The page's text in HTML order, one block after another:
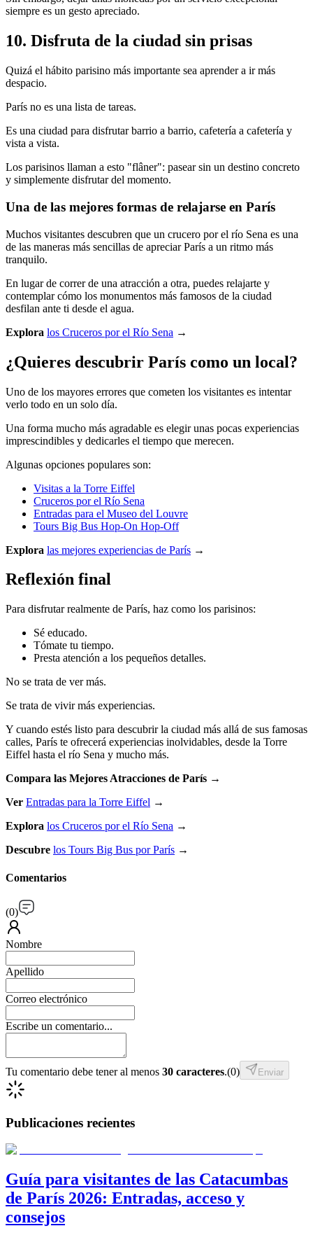
siempre es un gesto apreciado.
10. Disfruta de la ciudad sin prisas
Quizá el hábito parisino más importante sea aprender a ir más
despacio.
París no es una lista de tareas.
Es una ciudad para disfrutar barrio a barrio, cafetería a cafetería y
vista a vista.
Los parisinos llaman a esto "flâner": pasear sin un destino concreto
y simplemente disfrutar del momento.
Una de las mejores formas de relajarse en París
Muchos visitantes descubren que un crucero por el río Sena es una
de las maneras más sencillas de apreciar París a un ritmo más
tranquilo.
En lugar de correr de una atracción a otra, puedes relajarte y
contemplar cómo los monumentos más famosos de la ciudad
desfilan ante ti desde el agua.
Explora los Cruceros por el Río Sena →
¿Quieres descubrir París como un local?
Uno de los mayores errores que cometen los visitantes es intentar
verlo todo en un solo día.
Una forma mucho más agradable es elegir unas pocas experiencias
imprescindibles y dedicarles el tiempo que merecen.
Algunas opciones populares son:
Visitas a la Torre Eiffel
Cruceros por el Río Sena
Entradas para el Museo del Louvre
Tours Big Bus Hop-On Hop-Off
Explora las mejores experiencias de París →
Reflexión final
Para disfrutar realmente de París, haz como los parisinos:
Sé educado.
Tómate tu tiempo.
Presta atención a los pequeños detalles.
No se trata de ver más.
Se trata de vivir más experiencias.
Y cuando estés listo para descubrir la ciudad más allá de sus famosas
calles, París te ofrecerá experiencias inolvidables, desde la Torre
Eiffel hasta el río Sena y mucho más.
Compara las Mejores Atracciones de París →
Ver Entradas para la Torre Eiffel →
Explora los Cruceros por el Río Sena →
Descubre los Tours Big Bus por París →
Comentarios
(0)
Nombre
Apellido
Correo electrónico
Escribe un comentario...
Tu comentario debe tener al menos 30 caracteres.(0) Enviar
Publicaciones recientes
Guía para visitantes de las Catacumbas
de París 2026: Entradas, acceso y
consejos